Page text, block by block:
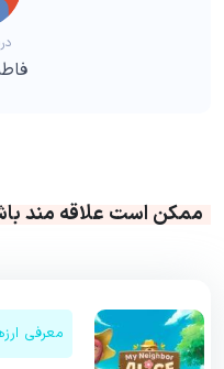
ممکن است علاقه مند